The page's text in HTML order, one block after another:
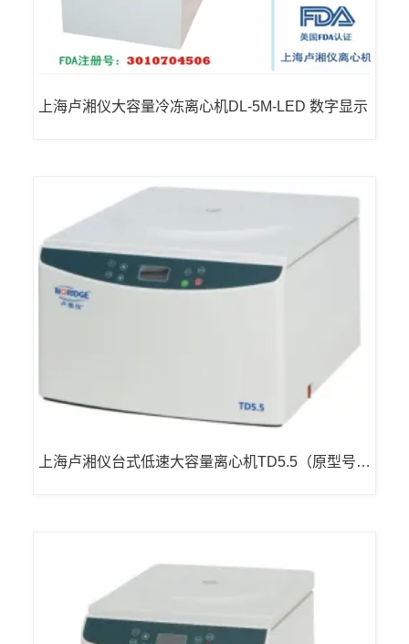
上海卢湘仪大容量冷冻离心机DL-5M-LED 数字显示
上海卢湘仪台式低速大容量离心机TD5.5（原型号L